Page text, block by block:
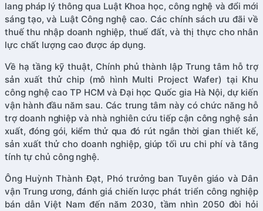
lang pháp lý thông qua Luật Khoa học, công nghệ và đổi mới
sáng tạo, và Luật Công nghệ cao. Các chính sách ưu đãi về
thuế thu nhập doanh nghiệp, thuế đất, và thị thực cho nhân
lực chất lượng cao được áp dụng.
Về hạ tầng kỹ thuật, Chính phủ thành lập Trung tâm hỗ trợ
sản xuất thử chip (mô hình Multi Project Wafer) tại Khu
công nghệ cao TP HCM và Đại học Quốc gia Hà Nội, dự kiến
vận hành đầu năm sau. Các trung tâm này có chức năng hỗ
trợ doanh nghiệp và nhà nghiên cứu tiếp cận công nghệ sản
xuất, đóng gói, kiểm thử qua đó rút ngắn thời gian thiết kế,
sản xuất thử cho doanh nghiệp, giúp tối ưu chi phí và tăng
tính tự chủ công nghệ.
Ông Huỳnh Thành Đạt, Phó trưởng ban Tuyên giáo và Dân
vận Trung ương, đánh giá chiến lược phát triển công nghiệp
bán dẫn Việt Nam đến năm 2030, tầm nhìn 2050 đòi hỏi